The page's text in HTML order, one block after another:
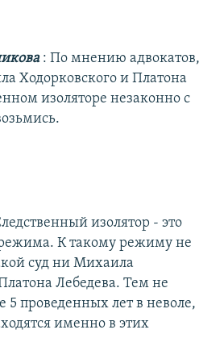
: По мнению адвокатов,
Ходорковского и Платона
изоляторе незаконно с
изолятор - это
К такому режиму не
суд ни Михаила
Лебедева. Тем не
5 проведенных лет в неволе,
именно в этих